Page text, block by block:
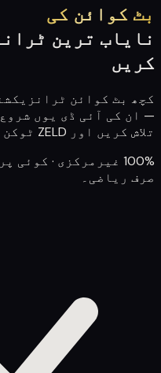
بٹ کوائن کی
نایاب ترین
کریں
کچھ بٹ کوائن
— ان کی آئی ڈی یوں
تلاش کریں اور ZELD ٹوکن کمائیں۔
صرف ریاضی۔